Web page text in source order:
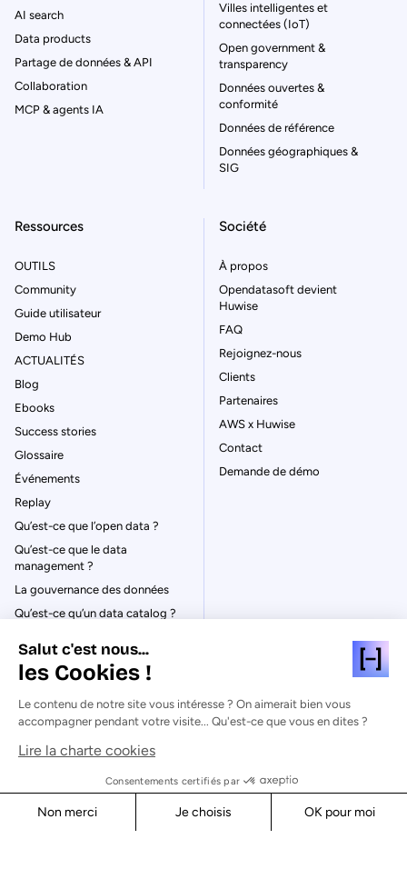
AI search
Data products
Partage de données & API
Collaboration
MCP & agents IA
Villes intelligentes et
connectées (IoT)
Open government &
transparency
Données ouvertes &
conformité
Données de référence
Données géographiques &
SIG
Ressources
OUTILS
Community
Guide utilisateur
Demo Hub
ACTUALITÉS
Blog
Ebooks
Success stories
Glossaire
Événements
Replay
Qu’est-ce que l’open data ?
Qu’est-ce que le data
management ?
La gouvernance des données
Qu’est-ce qu’un data catalog ?
Société
À propos
Opendatasoft devient
Huwise
FAQ
Rejoignez-nous
Clients
Partenaires
AWS x Huwise
Contact
Demande de démo
© Huwise 2026
Politique de Confidentialité
Mentions légales & CGU
Salut c'est nous...
les Cookies !
Le contenu de notre site vous intéresse ? On aimerait bien vous
accompagner pendant votre visite... Qu'est-ce que vous en dites ?
Lire la charte cookies
Consentements certifiés par
Non merci Je choisis
OK pour moi